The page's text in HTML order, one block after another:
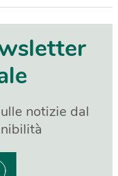
notizie dal